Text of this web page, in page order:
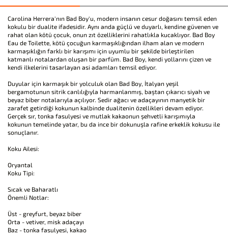
Carolina Herrera'nın Bad Boy'u, modern insanın cesur doğasını temsil eden
kokulu bir dualite ifadesidir. Aynı anda güçlü ve duyarlı, kendine güvenen ve
rahat olan kötü çocuk, onun zıt özelliklerini rahatlıkla kucaklıyor. Bad Boy
Eau de Toilette, kötü çocuğun karmaşıklığından ilham alan ve modern
karmaşıklığın farklı bir karışımı için uyumlu bir şekilde birleştirilen
katmanlı notalardan oluşan bir parfüm. Bad Boy, kendi yollarını çizen ve
kendi ilkelerini tasarlayan asi adamları temsil ediyor.
Duyular için karmaşık bir yolculuk olan Bad Boy, İtalyan yeşil
bergamotunun sitrik canlılığıyla harmanlanmış, baştan çıkarıcı siyah ve
beyaz biber notalarıyla açılıyor. Sedir ağacı ve adaçayının manyetik bir
zarafet getirdiği kokunun kalbinde dualitenin özellikleri devam ediyor.
Gerçek sır, tonka fasulyesi ve mutlak kakaonun şehvetli karışımıyla
kokunun temelinde yatar, bu da ince bir dokunuşla rafine erkeklik kokusu ile
sonuçlanır.
Koku Ailesi:
Oryantal
Koku Tipi:
Sıcak ve Baharatlı
Önemli Notlar:
Üst - greyfurt, beyaz biber
Orta - vetiver, misk adaçayı
Baz - tonka fasulyesi, kakao